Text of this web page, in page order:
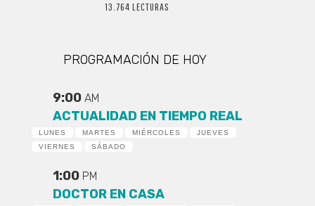
13.764 LECTURAS
PROGRAMACIÓN DE HOY
9:00 AM
ACTUALIDAD EN TIEMPO REAL
LUNES MARTES MIÉRCOLES
JUEVES
VIERNES
SÁBADO
1:00 PM
DOCTOR EN CASA